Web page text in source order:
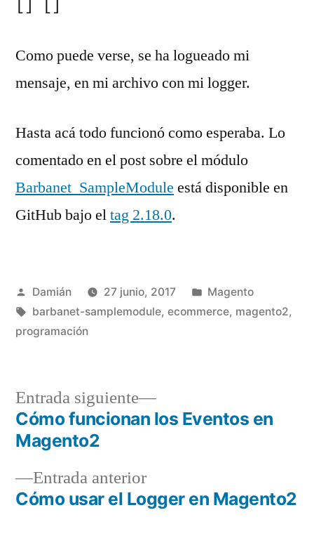
Como puede verse, se ha logueado mi
mensaje, en mi archivo con mi logger.
Hasta acá todo funcionó como esperaba. Lo
comentado en el post sobre el módulo
Barbanet_SampleModule está disponible en
GitHub bajo eltag 2.18.0.
Publicado
por
Damián 27 junio, 2017
Publicado
en
Magento
Etiquetas:
barbanet-samplemodule, ecommerce, magento2,
programación
Navegación
entradas
Entrada anteriorEntrada
anterior:
Cómo usar el Logger en Magento2
Entrada siguiente
Entrada
siguiente:
Cómo funcionan los Eventos en
Magento2